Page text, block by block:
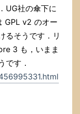
UG社の傘下に
GPL v2 のオー
るそうです．リ
3 も，いまま
です．